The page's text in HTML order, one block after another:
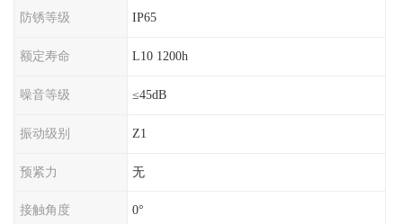
防锈等级 IP65
额定寿命 L10 1200h
噪音等级 ≤45dB
振动级别 Z1
预紧力 无
接触角度 0°